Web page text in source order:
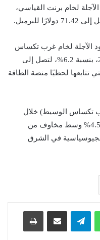
لخام برنت القياسي،
الآجلة لخام غرب تكساس
الوسيط الأميركي، تسليم ديسمبر 2024، بنسبة 6.2%، لتصل إلى
تتابعها لحظيًا منصة الطاقة
تكساس الوسيط) خلال
الأسبوع الماضي ارتفاعًا بنسبة 4.1% و4.5% وسط مخاوف من
في الشرق
واتساب تيلقرام مشاركة عبر البريد طباعة